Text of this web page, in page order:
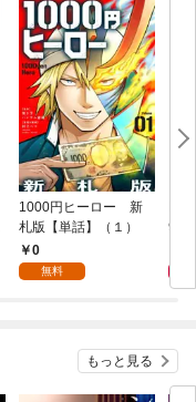
1000円ヒーロー 新
札版【単話】（１）
0
無料
9.5
もっと見る